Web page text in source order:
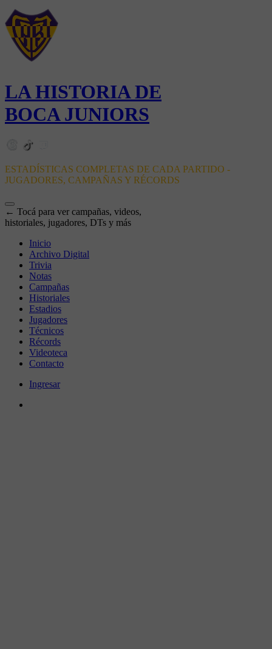
LA HISTORIA DE
BOCA JUNIORS
ESTADÍSTICAS COMPLETAS DE CADA PARTIDO -
JUGADORES, CAMPAÑAS Y RÉCORDS
← Tocá para ver campañas, videos,
historiales, jugadores, DTs y más
Inicio
Archivo Digital
Trivia
Notas
Campañas
Historiales
Estadios
Jugadores
Técnicos
Récords
Videoteca
Contacto
Ingresar